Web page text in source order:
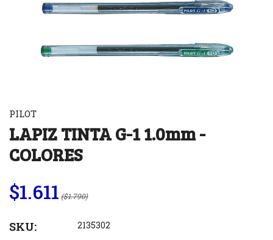
PILOT
LAPIZ TINTA G-1 1.0mm -
COLORES
$1.611 ($1.790)
SKU: 2135302